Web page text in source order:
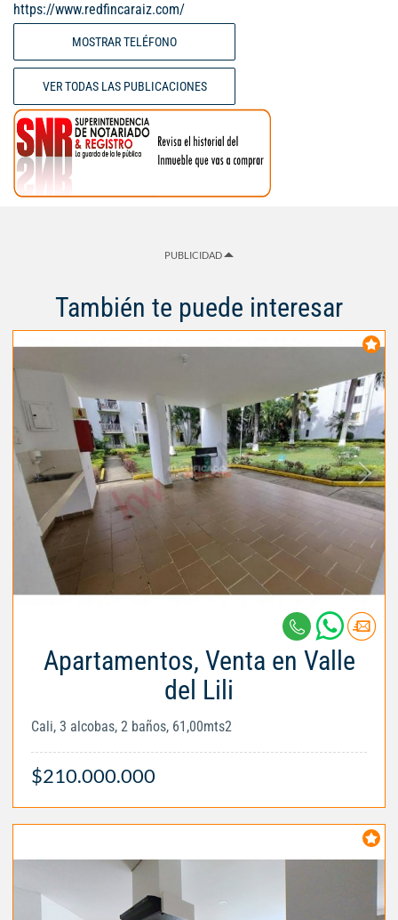
https://www.redfincaraiz.com/
MOSTRAR TELÉFONO
VER TODAS LAS PUBLICACIONES
PUBLICIDAD
También te puede interesar
Apartamentos, Venta en Valle
del Lili
Cali, 3 alcobas, 2 baños, 61,00mts2
$210.000.000